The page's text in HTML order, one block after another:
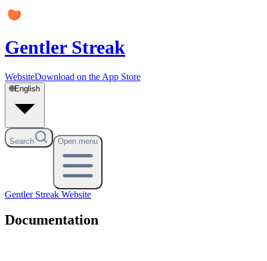
Gentler Streak
WebsiteDownload on the App Store
🌐English
Search Open menu
Gentler Streak Website
Documentation